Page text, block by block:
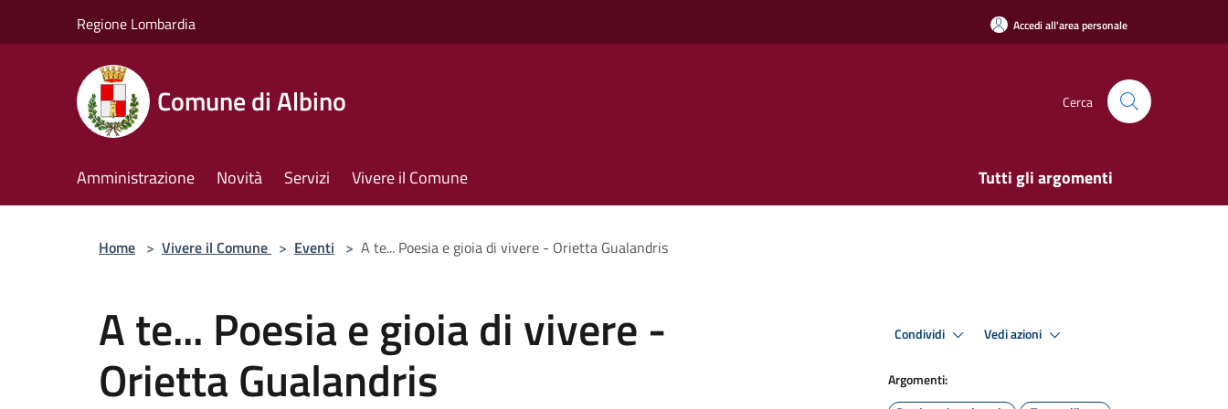
Regione Lombardia Accedi all'area personale
Comune di Albino Cerca
Amministrazione Novità Servizi Vivere il Comune Tutti gli argomenti
Home > Vivere il Comune > Eventi > A te... Poesia e gioia di vivere - Orietta Gualandris
A te... Poesia e gioia di vivere -
Orietta Gualandris
Condividi Vedi azioni
Argomenti: